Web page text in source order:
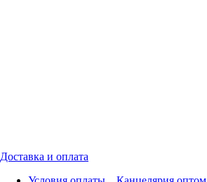
Доставка и оплата